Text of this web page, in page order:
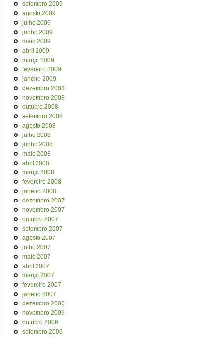
setembro 2009
agosto 2009
julho 2009
junho 2009
maio 2009
abril 2009
março 2009
fevereiro 2009
janeiro 2009
dezembro 2008
novembro 2008
outubro 2008
setembro 2008
agosto 2008
julho 2008
junho 2008
maio 2008
abril 2008
março 2008
fevereiro 2008
janeiro 2008
dezembro 2007
novembro 2007
outubro 2007
setembro 2007
agosto 2007
julho 2007
maio 2007
abril 2007
março 2007
fevereiro 2007
janeiro 2007
dezembro 2006
novembro 2006
outubro 2006
setembro 2006